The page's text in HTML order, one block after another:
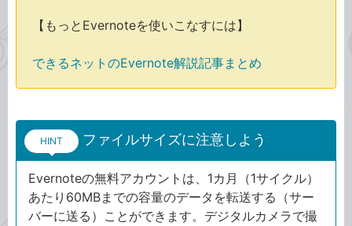
【もっとEvernoteを使いこなすには】
できるネットのEvernote解説記事まとめ
HINT ファイルサイズに注意しよう
Evernoteの無料アカウントは、1カ月（1サイクル）
あたり60MBまでの容量のデータを転送する（サー
バーに送る）ことができます。デジタルカメラで撮